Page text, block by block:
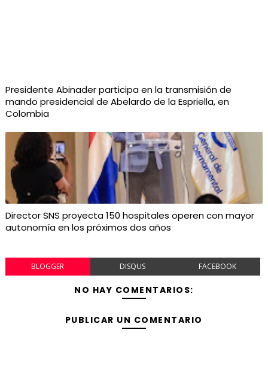
Presidente Abinader participa en la transmisión de
mando presidencial de Abelardo de la Espriella, en
Colombia
Director SNS proyecta 150 hospitales operen con mayor
autonomía en los próximos dos años
BLOGGER DISQUS FACEBOOK
NO HAY COMENTARIOS:
PUBLICAR UN COMENTARIO